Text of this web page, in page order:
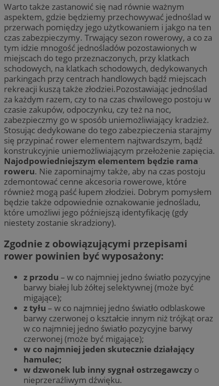
Warto także zastanowić się nad równie ważnym
aspektem, gdzie będziemy przechowywać jednoślad w
przerwach pomiędzy jego użytkowaniem i jakgo na ten
czas zabezpieczymy. Trwający sezon rowerowy, a co za
tym idzie mnogość jednośladów pozostawionych w
miejscach do tego przeznaczonych, przy klatkach
schodowych, na klatkach schodowych, dedykowanych
parkingach przy centrach handlowych bądź miejscach
rekreacji kuszą także złodziei.Pozostawiając jednoślad
za każdym razem, czy to na czas chwilowego postoju w
czasie zakupów, odpoczynku, czy też na noc,
zabezpieczmy go w sposób uniemożliwiający kradzież.
Stosując dedykowane do tego zabezpieczenia starajmy
się przypinać rower elementem najtwardszym, bądź
konstrukcyjnie uniemożliwiającym przełożenie zapięcia.
Najodpowiedniejszym elementem będzie rama
roweru. Nie zapominajmy także, aby na czas postoju
zdemontować cenne akcesoria rowerowe, które
również mogą paść łupem złodziei. Dobrym pomysłem
będzie także odpowiednie oznakowanie jednośladu,
które umożliwi jego późniejszą identyfikację (gdy
niestety zostanie skradziony).
Zgodnie z obowiązującymi przepisami
rower powinien być wyposażony:
z przodu – w co najmniej jedno światło pozycyjne
barwy białej lub żółtej selektywnej (może być
migające);
z tyłu – w co najmniej jedno światło odblaskowe
barwy czerwonej o kształcie innym niż trójkąt oraz
w co najmniej jedno światło pozycyjne barwy
czerwonej (może być migające);
w co najmniej jeden skutecznie działający
hamulec;
w dzwonek lub inny sygnał ostrzegawczy o
nieprzeraźliwym dźwięku.